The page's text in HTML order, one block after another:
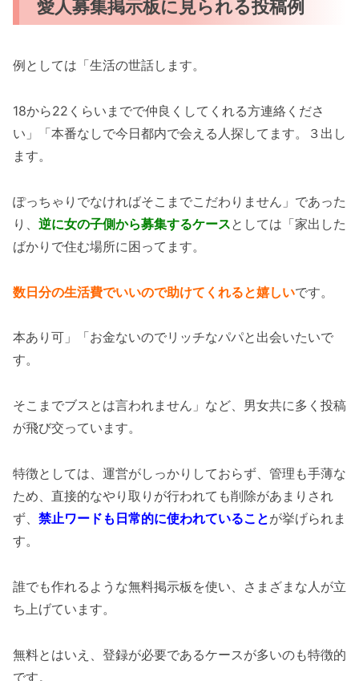
愛人募集掲示板に見られる投稿例
例としては「生活の世話します。
18から22くらいまでで仲良くしてくれる方連絡くださ
い」「本番なしで今日都内で会える人探してます。３出し
ます。
ぽっちゃりでなければそこまでこだわりません」であった
り、 逆に女の子側から募集するケースとしては「家出した
ばかりで住む場所に困ってます。
数日分の生活費でいいので助けてくれると嬉しいです。
本あり可」「お金ないのでリッチなパパと出会いたいで
す。
そこまでブスとは言われません」など、男女共に多く投稿
が飛び交っています。
特徴としては、運営がしっかりしておらず、管理も手薄な
ため、直接的なやり取りが行われても削除があまりされ
ず、 禁止ワードも日常的に使われていることが挙げられま
す。
誰でも作れるような無料掲示板を使い、さまざまな人が立
ち上げています。
無料とはいえ、登録が必要であるケースが多いのも特徴的
です。